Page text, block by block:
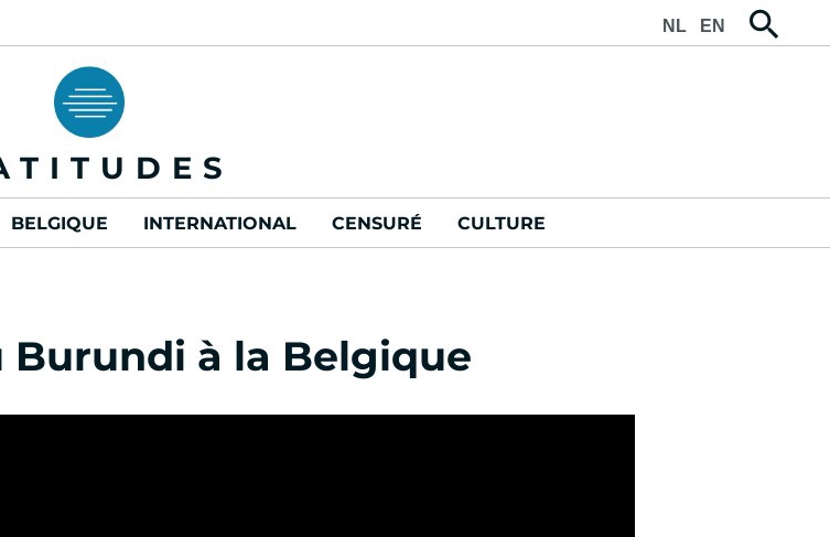
NL EN
BELGIQUE INTERNATIONAL CENSURÉ CULTURE
Burundi à la Belgique